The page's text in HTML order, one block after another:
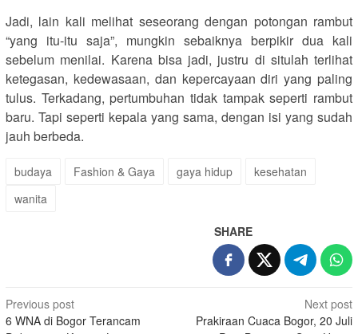
Jadi, lain kali melihat seseorang dengan potongan rambut
“yang itu-itu saja”, mungkin sebaiknya berpikir dua kali
sebelum menilai. Karena bisa jadi, justru di situlah terlihat
ketegasan, kedewasaan, dan kepercayaan diri yang paling
tulus. Terkadang, pertumbuhan tidak tampak seperti rambut
baru. Tapi seperti kepala yang sama, dengan isi yang sudah
jauh berbeda.
budaya Fashion & Gaya gaya hidup
kesehatan
wanita
SHARE
Post
Previous post
6 WNA di Bogor Terancam
Next post
Prakiraan Cuaca Bogor, 20 Juli